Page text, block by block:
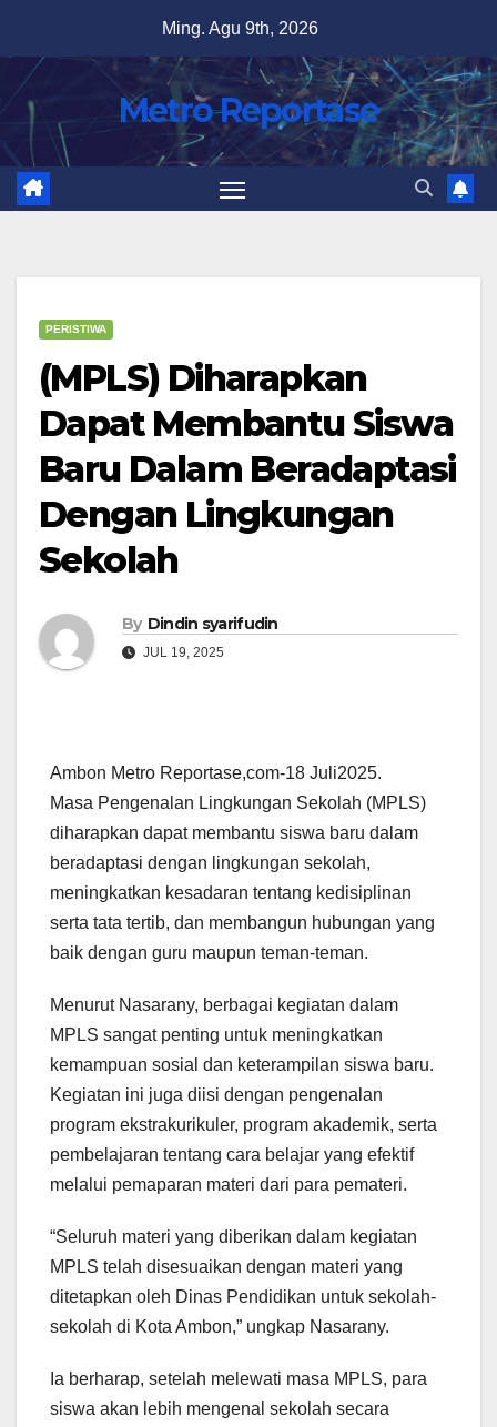
content
Ming. Agu 9th, 2026
Metro Reportase
PERISTIWA
(MPLS) Diharapkan
Dapat Membantu Siswa
Baru Dalam Beradaptasi
Dengan Lingkungan
Sekolah
By Dindin syarifudin
JUL 19, 2025
Ambon Metro Reportase,com-18 Juli2025.
Masa Pengenalan Lingkungan Sekolah (MPLS)
diharapkan dapat membantu siswa baru dalam
beradaptasi dengan lingkungan sekolah,
meningkatkan kesadaran tentang kedisiplinan
serta tata tertib, dan membangun hubungan yang
baik dengan guru maupun teman-teman.
Menurut Nasarany, berbagai kegiatan dalam
MPLS sangat penting untuk meningkatkan
kemampuan sosial dan keterampilan siswa baru.
Kegiatan ini juga diisi dengan pengenalan
program ekstrakurikuler, program akademik, serta
pembelajaran tentang cara belajar yang efektif
melalui pemaparan materi dari para pemateri.
“Seluruh materi yang diberikan dalam kegiatan
MPLS telah disesuaikan dengan materi yang
ditetapkan oleh Dinas Pendidikan untuk sekolah-
sekolah di Kota Ambon,” ungkap Nasarany.
Ia berharap, setelah melewati masa MPLS, para
siswa akan lebih mengenal sekolah secara